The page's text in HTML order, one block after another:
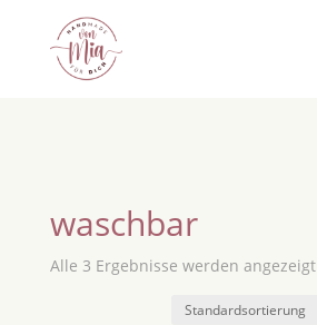
waschbar
Alle 3 Ergebnisse werden angezeigt